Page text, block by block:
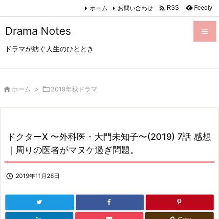
Drama Notes
ドラマが紡ぐ人生のひととき

次へ
検索
ホーム お問い合わせ  RSS Feedly
 ホーム > 2019年秋ドラマ
ドクターX 〜外科医・大門未知子〜(2019) 7話 感想
｜周りの医者がマヌケ過ぎ問題。
 2019年11月28日